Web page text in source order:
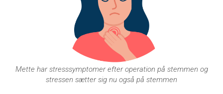
Mette har stresssymptomer efter operation på stemmen og
stressen sætter sig nu også på stemmen